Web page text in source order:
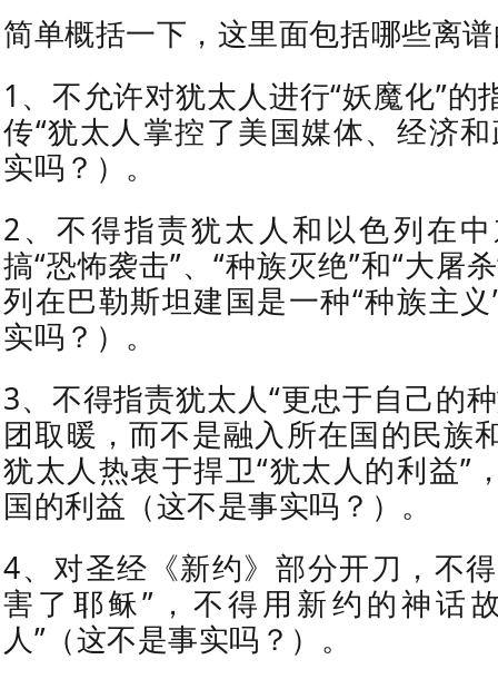
简单概括一下，这里面包括哪些离
1、不允许对犹太人进行“妖魔化”的
传“犹太人掌控了美国媒体、经济
实吗？）。
2、不得指责犹太人和以色列在
搞“恐怖袭击”、“种族灭绝”和“大屠
列在巴勒斯坦建国是一种“种族主
实吗？）。
3、不得指责犹太人“更忠于自己的
团取暖，而不是融入所在国的民族
犹太人热衷于捍卫“犹太人的利益”
国的利益（这不是事实吗？）。
4、对圣经《新约》部分开刀，不
害了耶稣”，不得用新约的神话
人”（这不是事实吗？）。